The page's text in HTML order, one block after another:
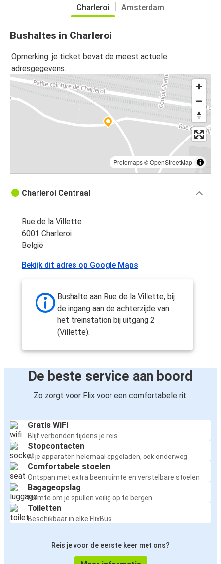
Charleroi Amsterdam
Bushaltes in Charleroi
Opmerking: je ticket bevat de meest actuele
adresgegevens.
Protomaps©OpenStreetMap
Charleroi Centraal
Rue de la Villette
6001 Charleroi
België
Bekijk dit adres op Google Maps
Bushalte aan Rue de la Villette, bij
de ingang aan de achterzijde van
het treinstation bij uitgang 2
(Villette).
De beste service aan boord
Zo zorgt voor Flix voor een comfortabele rit:
Gratis WiFi
Blijf verbonden tijdens je reis
Stopcontacten
Al je apparaten helemaal opgeladen, ook onderweg
Comfortabele stoelen
Ontspan met extra beenruimte en verstelbare stoelen
Bagageopslag
Ruimte om je spullen veilig op te bergen
Toiletten
Beschikbaar in elke FlixBus
Reis je voor de eerste keer met ons?